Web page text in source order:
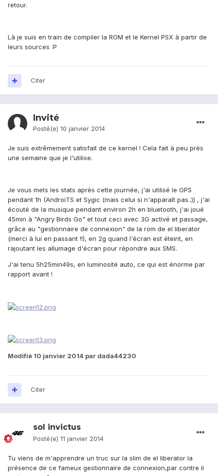
retour.
Là je suis en train de compiler la ROM et le Kernel PSX à partir de
leurs sources :P
Citer
Invité
Posté(e) 10 janvier 2014
Je suis extrêmement satisfait de ce kernel ! Cela fait à peu près
une semaine que je l'utilise.
Je vous mets les stats après cette journée, j'ai utilisé le GPS
pendant 1h (AndroiTS et Sygic (mais celui si n'apparaît pas..)) , j'ai
écouté de la musique pendant environ 2h en bluetooth, j'ai joué
45min à "Angry Birds Go" et tout ceci avec 3G activé et passage,
grâce au "gestionnaire de connexion" de la rom de el liberator
(merci à lui en passant !!), en 2g quand l'écran est éteint, en
rajoutant les allumage d'écran pour répondre aux SMS.
J'ai tenu 5h25min49s, en luminosité auto, ce qui est énorme par
rapport avant !
Modifié 10 janvier 2014 par dada44230
Citer
sol invictus
Posté(e) 11 janvier 2014
Tu viens de m'apprendre un truc sur la slim de el liberator la
présence de ce fameux gestionnaire de connexion,par contre il